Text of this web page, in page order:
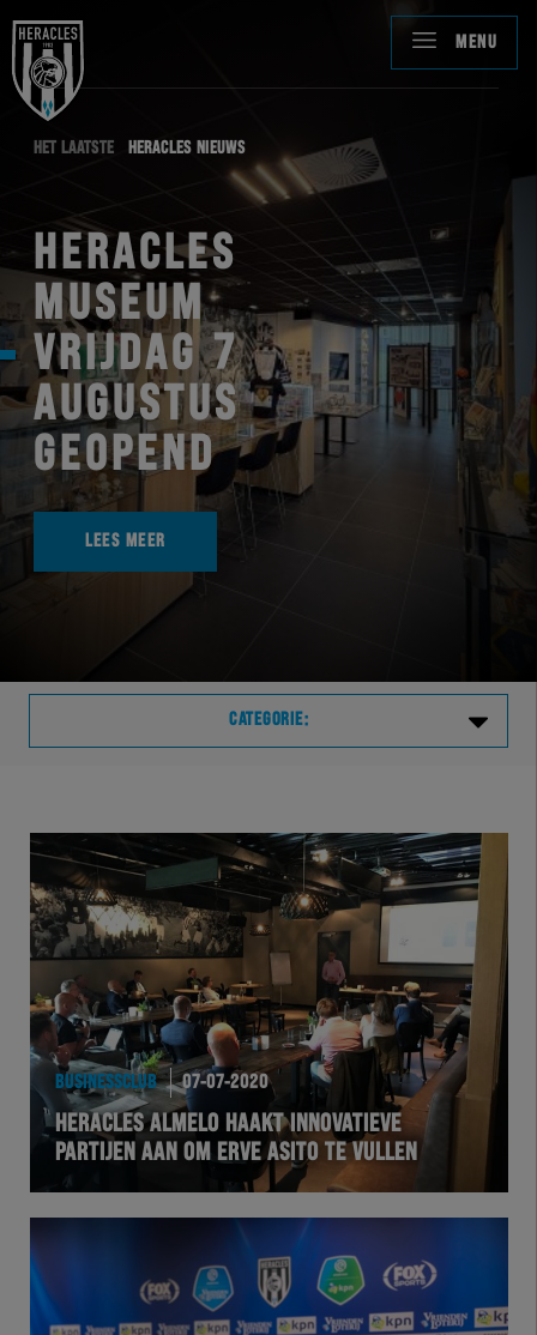
MENU
HET LAATSTE HERACLES NIEUWS
HERACLES
MUSEUM
VRIJDAG 7
AUGUSTUS
GEOPEND
LEES MEER
CATEGORIE:
VVVHER
TELHER
HERVOL
HEREXC
EXCHER
Natuurgras
BUSINESSCLUB 07-07-2020
HERACLES ALMELO HAAKT INNOVATIEVE
PARTIJEN AAN OM ERVE ASITO TE VULLEN